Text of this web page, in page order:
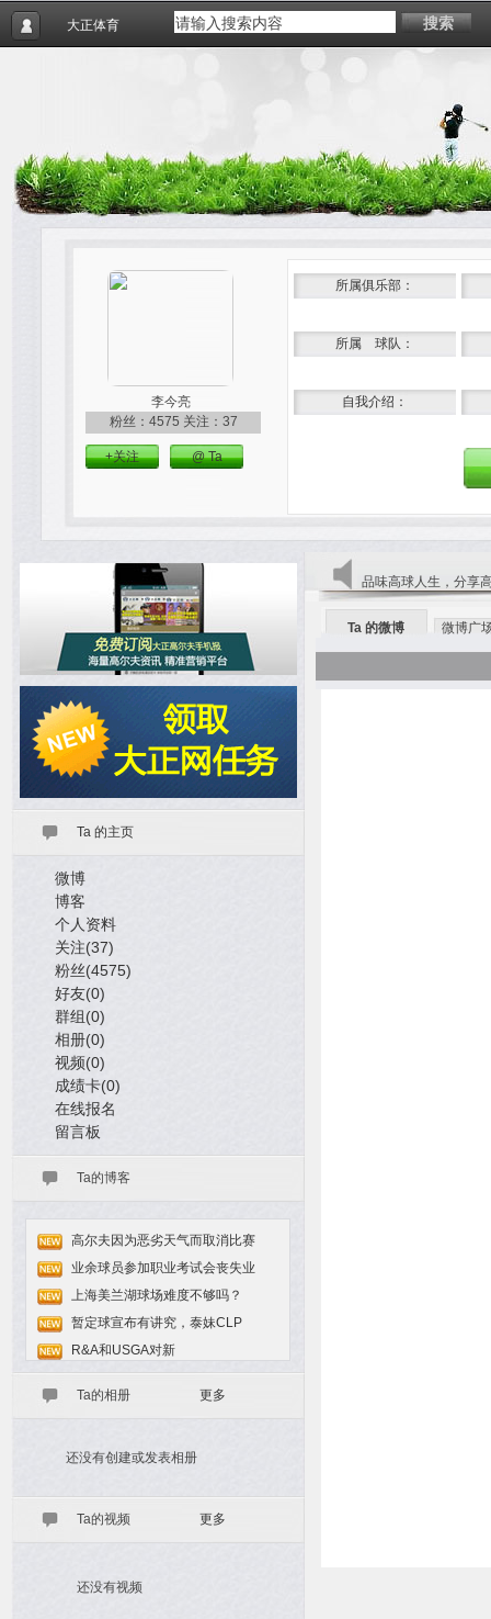
大正体育 搜索
李今亮
粉丝：4575 关注：37
+关注 @ Ta
所属俱乐部：
所属 球队：
自我介绍：
Ta 的主页
微博
博客
个人资料
关注(37)
粉丝(4575)
好友(0)
群组(0)
相册(0)
视频(0)
成绩卡(0)
在线报名
留言板
Ta的博客
高尔夫因为恶劣天气而取消比赛
业余球员参加职业考试会丧失业
上海美兰湖球场难度不够吗？
暂定球宣布有讲究，泰妹CLP
R&A和USGA对新
Ta的相册 更多
还没有创建或发表相册
Ta的视频 更多
还没有视频
品味高球人生，分享
Ta 的微博 微博广